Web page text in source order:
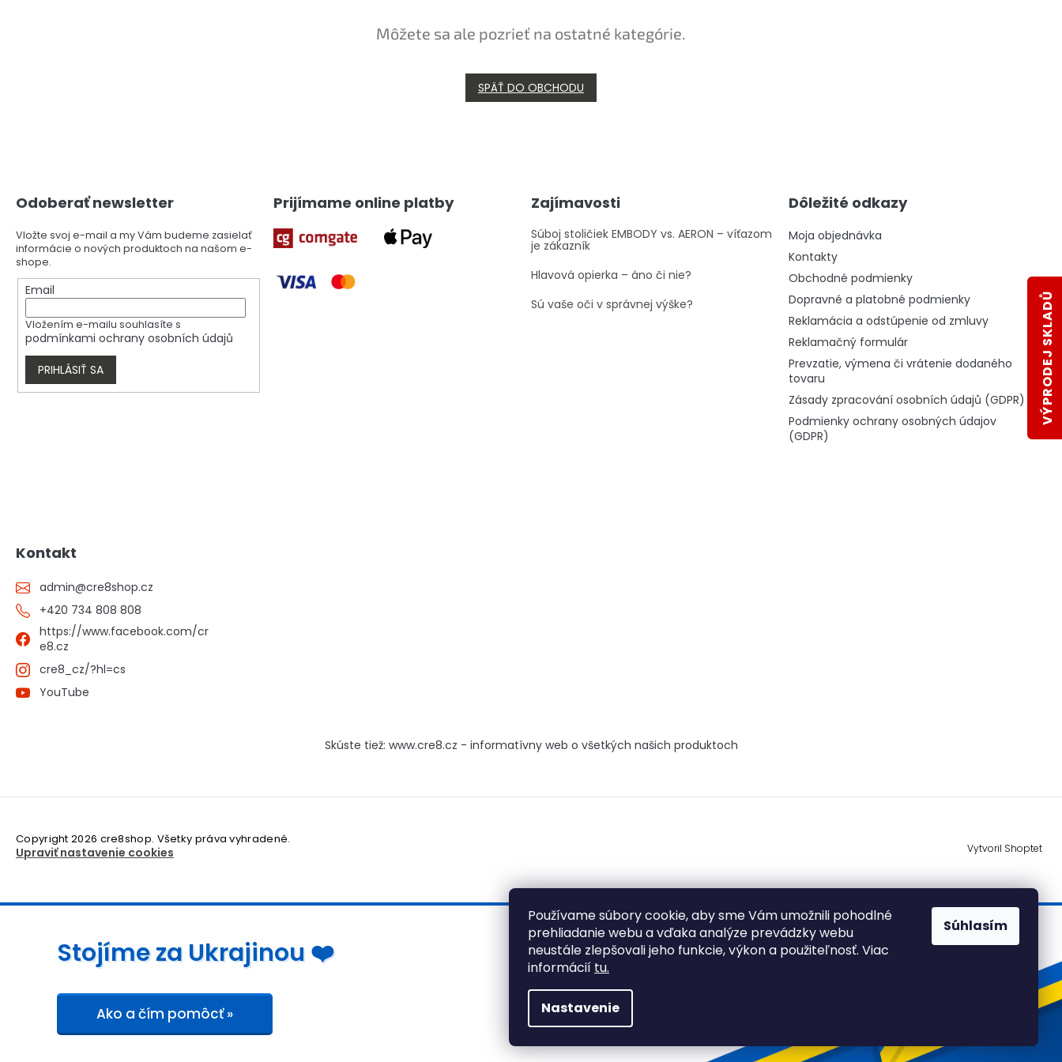
Používame súbory cookie, aby sme Vám umožnili pohodlné
prehliadanie webu a vďaka analýze prevádzky webu
neustále zlepšovali jeho funkcie, výkon a použiteľnosť. Viac
informácií tu.
Nastavenie
Súhlasím
Môžete sa ale pozrieť na ostatné kategórie.
SPÄŤ DO OBCHODU
Odoberať newsletter
Vložte svoj e-mail a my Vám budeme zasielať
informácie o nových produktoch na našom e-
shope.
Email
Vložením e-mailu souhlasíte s
podmínkami ochrany osobních údajů
PRIHLÁSIŤ SA
Prijímame online platby Zajímavosti
Súboj stoličiek EMBODY vs. AERON – víťazom
je zákazník
Hlavová opierka – áno či nie?
Sú vaše oči v správnej výške?
Dôležité odkazy
Moja objednávka
Kontakty
Obchodné podmienky
Dopravné a platobné podmienky
Reklamácia a odstúpenie od zmluvy
Reklamačný formulár
Prevzatie, výmena či vrátenie dodaného
tovaru
Zásady zpracování osobních údajů (GDPR)
Podmienky ochrany osobných údajov
(GDPR)
Kontakt
admin@cre8shop.cz
+420 734 808 808
https://www.facebook.com/cr
e8.cz
cre8_cz/?hl=cs
YouTube
Skúste tiež: www.cre8.cz - informatívny web o všetkých našich produktoch
Vytvoril Shoptet
Copyright 2026 cre8shop. Všetky práva vyhradené.
Upraviť nastavenie cookies
VÝPRODEJ SKLADŮ
Stojíme za Ukrajinou ❤️
Ako a čím pomôcť »